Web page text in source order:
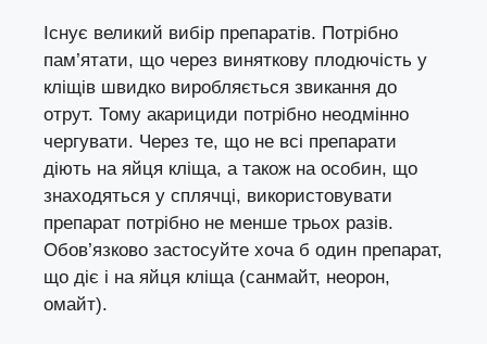
Існує великий вибір препаратів. Потрібно
пам’ятати, що через виняткову плодючість у
кліщів швидко виробляється звикання до
отрут. Тому акарициди потрібно неодмінно
чергувати. Через те, що не всі препарати
діють на яйця кліща, а також на особин, що
знаходяться у сплячці, використовувати
препарат потрібно не менше трьох разів.
Обов’язково застосуйте хоча б один препарат,
що діє і на яйця кліща (санмайт, неорон,
омайт).